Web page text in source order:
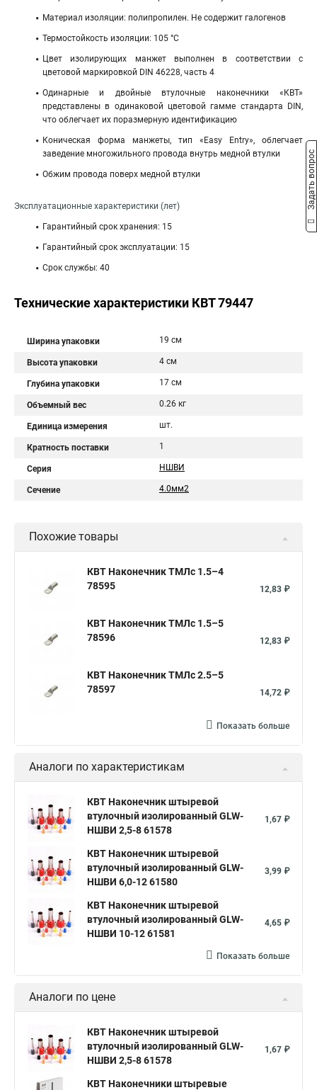
Материал изоляции: полипропилен. Не содержит галогенов
Термостойкость изоляции: 105 °C
Цвет изолирующих манжет выполнен в соответствии с
цветовой маркировкой DIN 46228, часть 4
Одинарные и двойные втулочные наконечники «КВТ»
представлены в одинаковой цветовой гамме стандарта DIN,
что облегчает их поразмерную идентификацию
Коническая форма манжеты, тип «Easy Entry», облегчает
заведение многожильного провода внутрь медной втулки
Обжим провода поверх медной втулки
Эксплуатационные характеристики (лет)
Гарантийный срок хранения: 15
Гарантийный срок эксплуатации: 15
Срок службы: 40
Технические характеристики КВТ 79447
Ширина упаковки 19 см
Высота упаковки 4 см
Глубина упаковки 17 см
Объемный вес 0.26 кг
Единица измерения шт.
Кратность поставки 1
Серия НШВИ
Сечение 4.0мм2
Похожие товары
КВТ Наконечник ТМЛс 1.5–4
78595
12,83 ₽
КВТ Наконечник ТМЛс 1.5–5
78596
12,83 ₽
КВТ Наконечник ТМЛс 2.5–5
78597
14,72 ₽
Показать больше
Аналоги по характеристикам
КВТ Наконечник штыревой
втулочный изолированный GLW-
НШВИ 2,5-8 61578
1,67 ₽
КВТ Наконечник штыревой
втулочный изолированный GLW-
НШВИ 6,0-12 61580
3,99 ₽
КВТ Наконечник штыревой
втулочный изолированный GLW-
НШВИ 10-12 61581
4,65 ₽
Показать больше
Аналоги по цене
КВТ Наконечник штыревой
втулочный изолированный GLW-
НШВИ 2,5-8 61578
1,67 ₽
КВТ Наконечники штыревые
Задать вопрос